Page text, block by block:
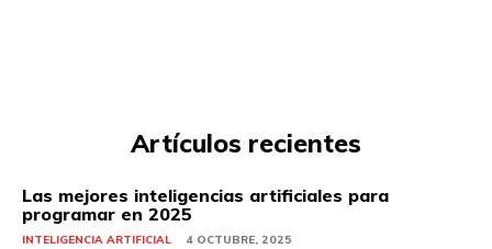
Artículos recientes
Las mejores inteligencias artificiales para
programar en 2025
INTELIGENCIA ARTIFICIAL 4 OCTUBRE, 2025